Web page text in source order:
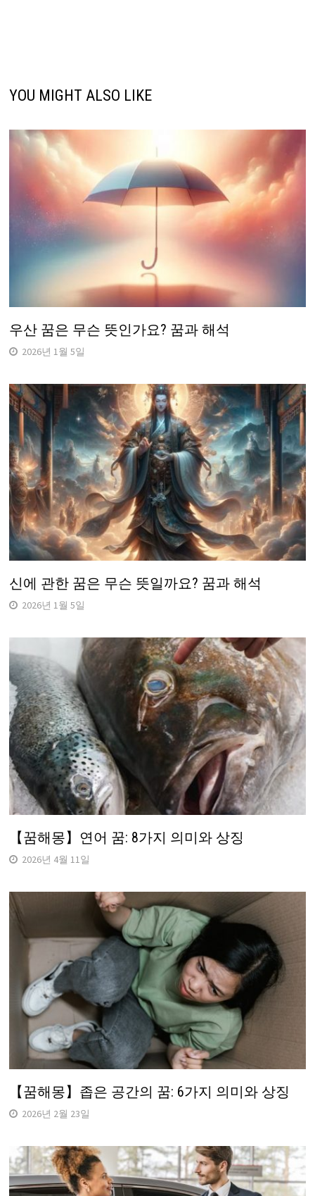
YOU MIGHT ALSO LIKE
우산 꿈은 무슨 뜻인가요? 꿈과 해석
2026년 1월 5일
신에 관한 꿈은 무슨 뜻일까요? 꿈과 해석
2026년 1월 5일
【꿈해몽】연어 꿈: 8가지 의미와 상징
2026년 4월 11일
【꿈해몽】좁은 공간의 꿈: 6가지 의미와 상징
2026년 2월 23일